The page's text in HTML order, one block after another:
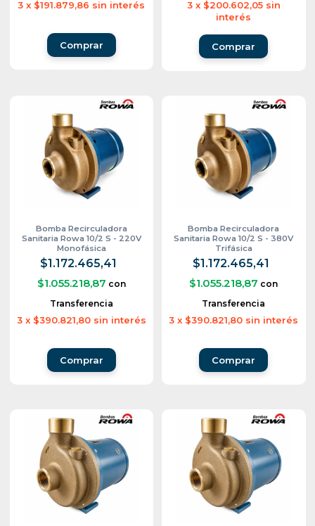
3 x $191.879,86 sin interés 3 x $200.602,05 sin
interés
Bomba Recirculadora
Sanitaria Rowa 10/2 S - 220V
Monofásica
$1.172.465,41
$1.055.218,87 con
Transferencia
3 x $390.821,80 sin interés
Bomba Recirculadora
Sanitaria Rowa 10/2 S - 380V
Trifásica
$1.172.465,41
$1.055.218,87 con
Transferencia
3 x $390.821,80 sin interés